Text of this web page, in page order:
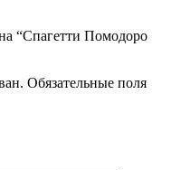
“Спагетти Помодоро
Обязательные поля